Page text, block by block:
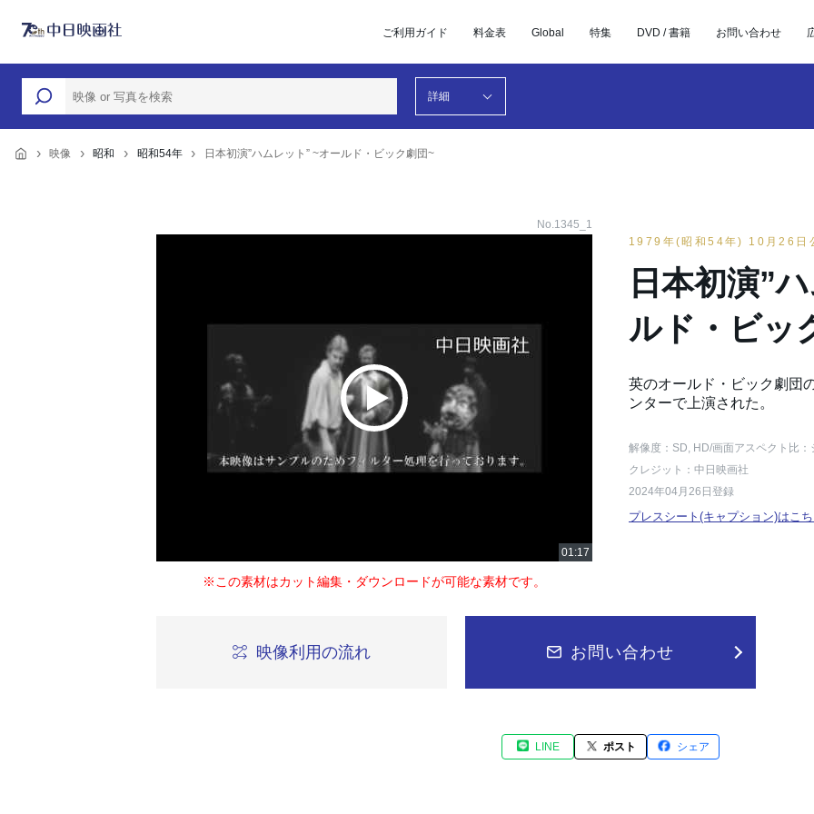
ご利用ガイド 料金表 Global 特集 DVD / 書籍 お問い合わせ
詳細
映像 昭和 昭和54年 日本初演”ハムレット” ~オールド・ビック劇団~
No.1345_1
※この素材はカット編集・ダウンロードが可能な素材です。
1979年(昭和54年) 10月26日
日本初演”
ルド・ビッ
英のオールド・ビック劇団
ンターで上演された。
解像度：SD, HD/画面アスペクト比
クレジット：中日映画社
2024年04月26日登録
プレスシート(キャプション)はこち
映像利用の流れ お問い合わせ
LINE ポスト シェア